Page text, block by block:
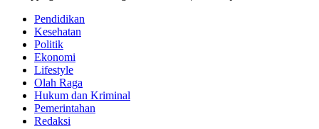
Pendidikan
Kesehatan
Politik
Ekonomi
Lifestyle
Olah Raga
Hukum dan Kriminal
Pemerintahan
Redaksi